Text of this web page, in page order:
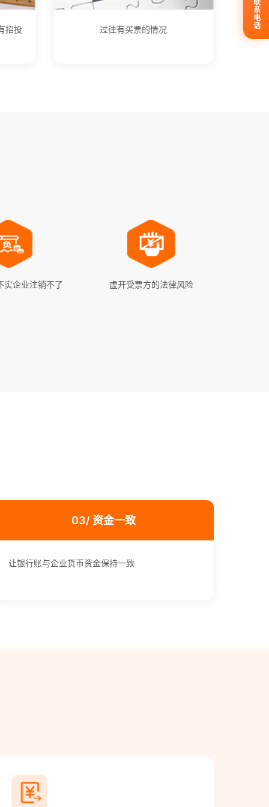
招投 过往有买票的情况
实企业注销不了 虚开受票方的法律风险
03/ 资金一致
让银行账与企业货币资金保持一致
联系电话